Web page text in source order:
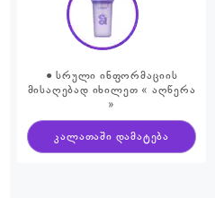
● სრული ინფორმაციის
მისაღებად იხილეთ « აღწერა
»
კალათაში დამატება